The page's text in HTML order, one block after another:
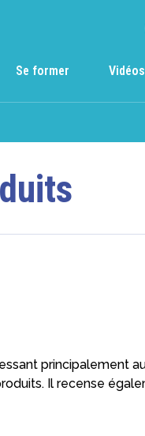
Se former Vidéos
principalement
Il recense